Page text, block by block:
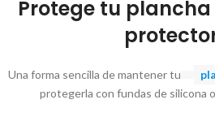
Protege tu
Una forma sencilla de mantener tu
protegerla con fundas de silicona